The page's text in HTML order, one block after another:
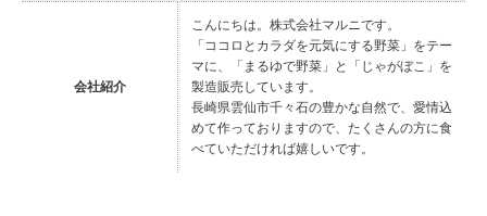
会社紹介
こんにちは。株式会社マルニです。
「ココロとカラダを元気にする野菜」をテー
マに、「まるゆで野菜」と「じゃがぼこ」を
製造販売しています。
長崎県雲仙市千々石の豊かな自然で、愛情込
めて作っておりますので、たくさんの方に食
べていただければ嬉しいです。